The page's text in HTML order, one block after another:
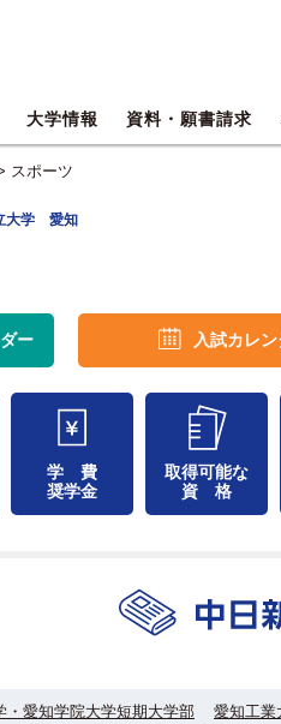
大学情報 資料・願書請求
スポーツ
大学 愛知
ー 入試カレ
学 費
奨学金
取得可能な
資 格
・愛知学院大学短期大学部 愛知工業